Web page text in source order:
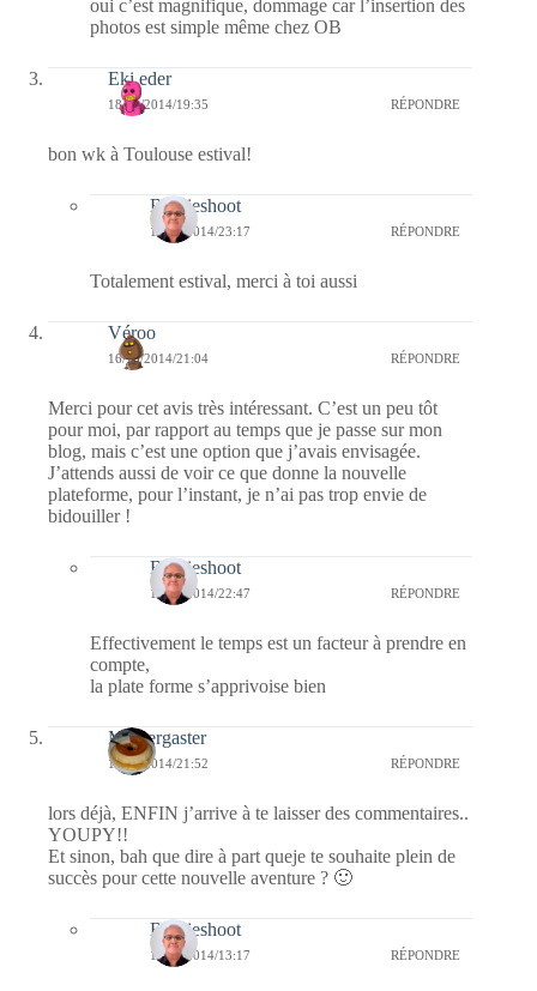
oui c’est magnifique, dommage car l’insertion des
photos est simple même chez OB
Eki eder
18/10/2014/19:35 RÉPONDRE
bon wk à Toulouse estival!
Bernieshoot
18/10/2014/23:17 RÉPONDRE
Totalement estival, merci à toi aussi
Véroo
16/10/2014/21:04 RÉPONDRE
Merci pour cet avis très intéressant. C’est un peu tôt
pour moi, par rapport au temps que je passe sur mon
blog, mais c’est une option que j’avais envisagée.
J’attends aussi de voir ce que donne la nouvelle
plateforme, pour l’instant, je n’ai pas trop envie de
bidouiller !
Bernieshoot
16/10/2014/22:47 RÉPONDRE
Effectivement le temps est un facteur à prendre en
compte,
la plate forme s’apprivoise bien
Messergaster
14/10/2014/21:52 RÉPONDRE
lors déjà, ENFIN j’arrive à te laisser des commentaires..
YOUPY!!
Et sinon, bah que dire à part queje te souhaite plein de
succès pour cette nouvelle aventure ? 🙂
Bernieshoot
15/10/2014/13:17 RÉPONDRE